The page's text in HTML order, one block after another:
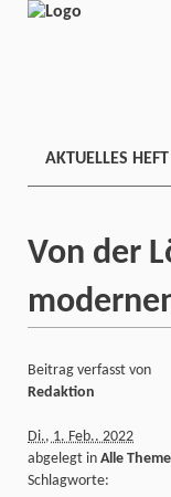
AKTUELLES HEFT
Von der
Beitrag verfasst von
Redaktion
Di., 1. Feb.. 2022
abgelegt in Alle
Schlagworte: